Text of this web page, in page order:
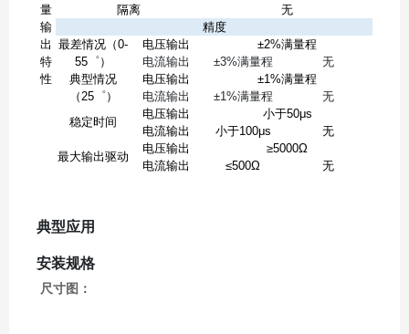
量
输
出
特
性
隔离
无
精度
最差情况（0-
55゜）
电压输出
±2%满量程
电流输出
±3%满量程
无
典型情况
电压输出
±1%满量程
（25゜）
电流输出 ±1%满量程
无
稳定时间
电压输出
小于50μs
电流输出
小于100μs
无
最大输出驱动
电压输出
≥5000Ω
电流输出
≤500Ω 无
典型应用
安装规格
尺寸图：